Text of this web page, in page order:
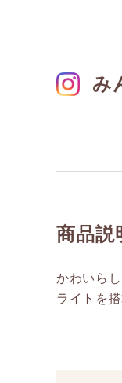
み
商品説
かわいら
ライトを